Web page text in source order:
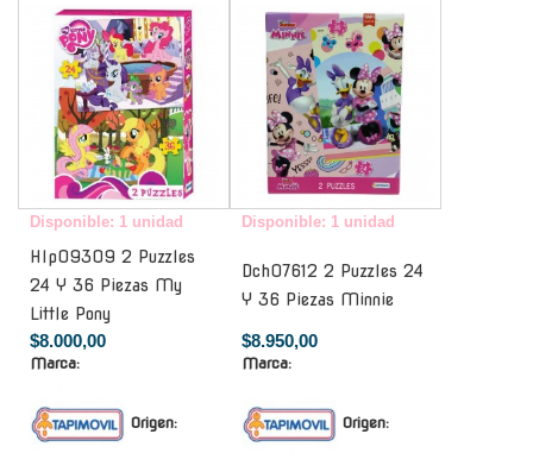
Disponible: 1 unidad
Hlp09309 2 Puzzles
24 Y 36 Piezas My
Little Pony
$8.000,00
Marca:
Origen:
Disponible: 1 unidad
Dch07612 2 Puzzles 24
Y 36 Piezas Minnie
$8.950,00
Marca:
Origen: